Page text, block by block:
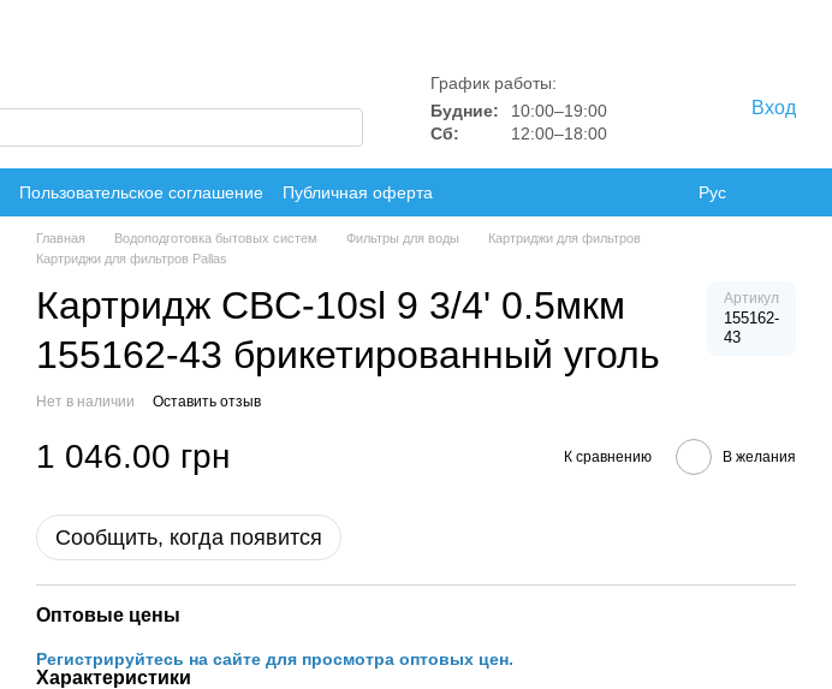
График работы:
Будние:
10:00–19:00
Сб:
12:00–18:00
Вход
Пользовательское соглашение Публичная оферта Рус
Главная Водоподготовка бытовых систем Фильтры для воды
Картриджи для фильтров
Картриджи для фильтров Pallas
Картридж CBC-10sl 9 3/4' 0.5мкм
155162-43 брикетированный уголь
Артикул
155162-
43
Нет в наличии Оставить отзыв
1 046.00 грн К сравнению В желания
Сообщить, когда появится
Оптовые цены
Регистрируйтесь на сайте для просмотра оптовых цен.
Характеристики